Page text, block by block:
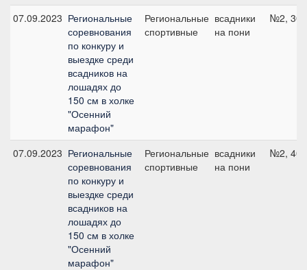
07.09.2023 Региональные
соревнования
по конкуру и
выездке среди
всадников на
лошадях до
150 см в холке
"Осенний
марафон"
Региональные
спортивные
всадники
на пони
№2, 30
07.09.2023 Региональные
соревнования
по конкуру и
выездке среди
всадников на
лошадях до
150 см в холке
"Осенний
марафон"
Региональные
спортивные
всадники
на пони
№2, 40